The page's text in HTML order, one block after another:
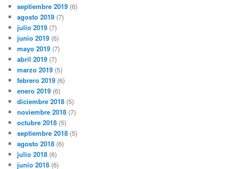
septiembre 2019 (6)
agosto 2019 (7)
julio 2019 (7)
junio 2019 (6)
mayo 2019 (7)
abril 2019 (7)
marzo 2019 (5)
febrero 2019 (6)
enero 2019 (6)
diciembre 2018 (5)
noviembre 2018 (7)
octubre 2018 (5)
septiembre 2018 (5)
agosto 2018 (6)
julio 2018 (6)
junio 2018 (6)